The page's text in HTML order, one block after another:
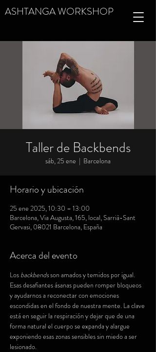
ASHTANGA WORKSHOP
Taller de Backbends
sáb, 25 ene
  |
Barcelona
Horario y ubicación
25 ene 2025, 10:30 – 13:00
Barcelona, Via Augusta, 165, local, Sarrià-Sant
Gervasi, 08021 Barcelona, España
Acerca del evento
Los backbends son amados y temidos por igual.
Esas desafiantes ásanas pueden romper bloqueos
y ayudarnos a reconectar con emociones
escondidas en el fondo de nuestra mente. La clave
está en seguir la respiración y dejar que de una
forma natural el cuerpo se expanda y alargue
exponiendo esas zonas sensibles sin miedo a ser
lesionado.